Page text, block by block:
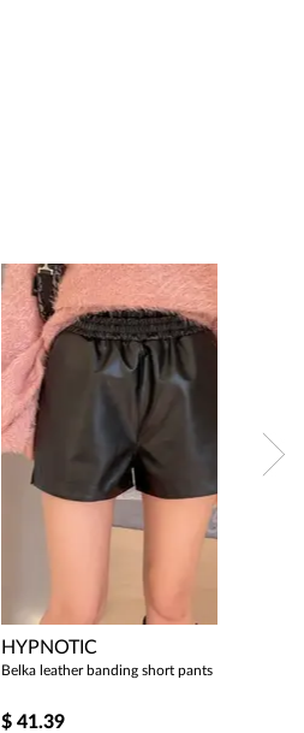
HYPNOTIC
Belka leather banding short pants
$ 41.39